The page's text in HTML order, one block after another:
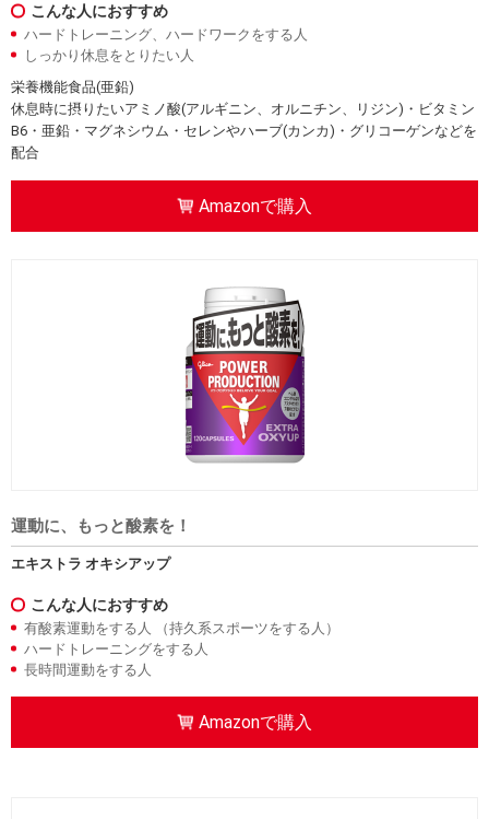
こんな人におすすめ
ハードトレーニング、ハードワークをする人
しっかり休息をとりたい人
栄養機能食品(亜鉛)
休息時に摂りたいアミノ酸(アルギニン、オルニチン、リジン)・ビタミン
B6・亜鉛・マグネシウム・セレンやハーブ(カンカ)・グリコーゲンなどを
配合
Amazonで購入
運動に、もっと酸素を！
エキストラ オキシアップ
こんな人におすすめ
有酸素運動をする人 （持久系スポーツをする人）
ハードトレーニングをする人
長時間運動をする人
Amazonで購入